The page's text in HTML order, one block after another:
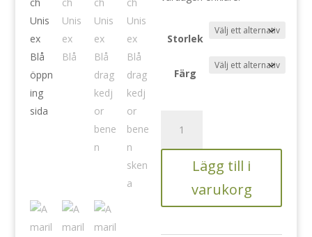
Storlek
Färg
Jeans
Stretch
Lägg till i
varukorg